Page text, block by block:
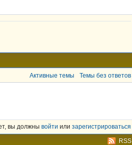
Активные темы Темы без ответов
вы должны войти или зарегистрироваться
RSS